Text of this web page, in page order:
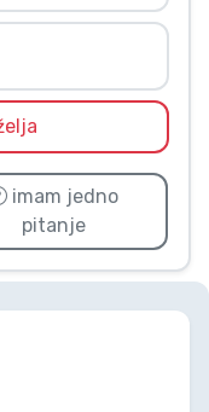
imam jedno
pitanje